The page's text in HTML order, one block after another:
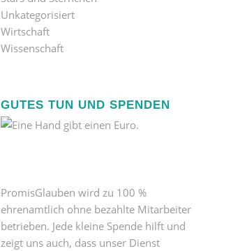
Unkategorisiert
Wirtschaft
Wissenschaft
GUTES TUN UND SPENDEN
PromisGlauben wird zu 100 %
ehrenamtlich ohne bezahlte Mitarbeiter
betrieben. Jede kleine Spende hilft und
zeigt uns auch, dass unser Dienst